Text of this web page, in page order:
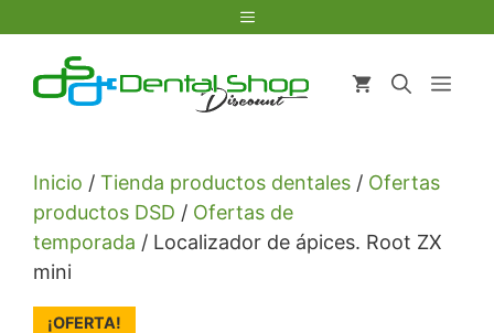
contenido
Menú
Inicio / Tienda productos dentales / Ofertas
productos DSD / Ofertas de
temporada / Localizador de ápices. Root ZX
mini
¡OFERTA!